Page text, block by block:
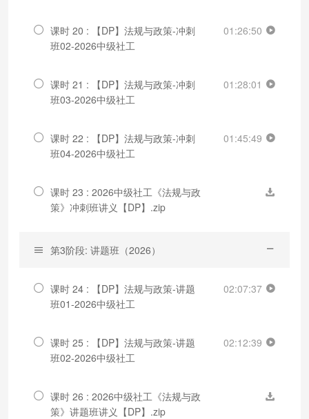
课时 20 : 【DP】法规与政策-冲刺
班02-2026中级社工
01:26:50
课时 21 : 【DP】法规与政策-冲刺
班03-2026中级社工
01:28:01
课时 22 : 【DP】法规与政策-冲刺
班04-2026中级社工
01:45:49
课时 23 : 2026中级社工《法规与政
策》冲刺班讲义【DP】.zip
第3阶段: 讲题班（2026）
课时 24 : 【DP】法规与政策-讲题
班01-2026中级社工
02:07:37
课时 25 : 【DP】法规与政策-讲题
班02-2026中级社工
02:12:39
课时 26 : 2026中级社工《法规与政
策》讲题班讲义【DP】.zip